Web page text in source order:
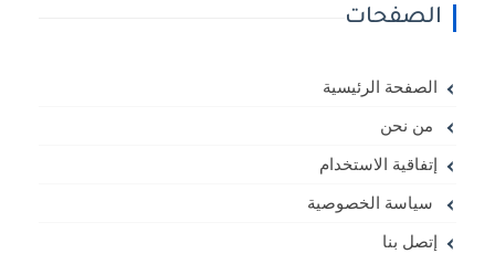
الصفحات
الصفحة الرئيسية
من نحن
إتفاقية الاستخدام
سياسة الخصوصية
إتصل بنا